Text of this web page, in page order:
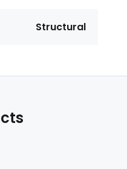
Structural